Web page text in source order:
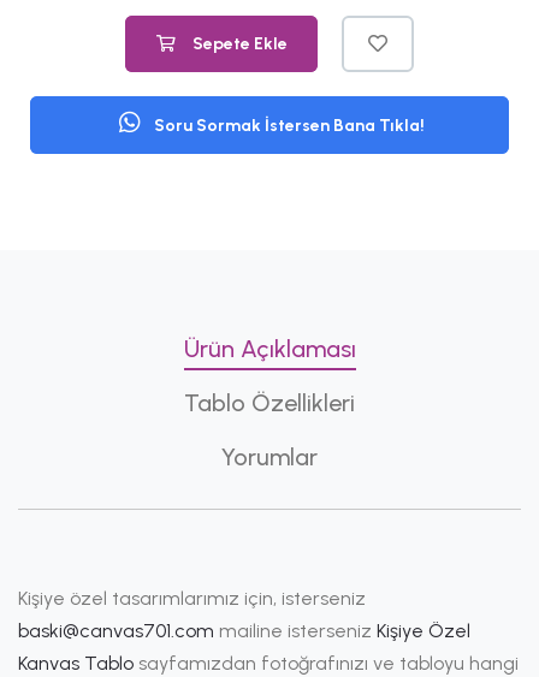
Sepete Ekle
Soru Sormak İstersen Bana Tıkla!
Ürün Açıklaması
Tablo Özellikleri
Yorumlar
Kişiye özel tasarımlarımız için, isterseniz
baski@canvas701.com mailine isterseniz Kişiye Özel
Kanvas Tablo sayfamızdan fotoğrafınızı ve tabloyu hangi